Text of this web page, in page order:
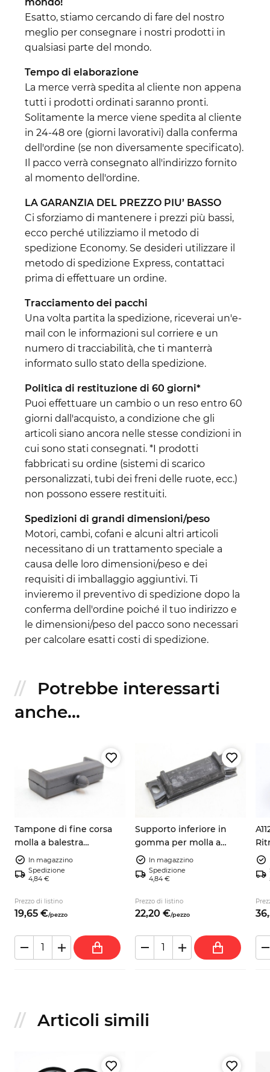
Esatto, stiamo cercando di fare del nostro
meglio per consegnare i nostri prodotti in
qualsiasi parte del mondo.
Tempo di elaborazione
La merce verrà spedita al cliente non appena
tutti i prodotti ordinati saranno pronti.
Solitamente la merce viene spedita al cliente
in 24-48 ore (giorni lavorativi) dalla conferma
dell'ordine (se non diversamente specificato).
Il pacco verrà consegnato all'indirizzo fornito
al momento dell'ordine.
LA GARANZIA DEL PREZZO PIU’ BASSO
Ci sforziamo di mantenere i prezzi più bassi,
ecco perché utilizziamo il metodo di
spedizione Economy. Se desideri utilizzare il
metodo di spedizione Express, contattaci
prima di effettuare un ordine.
Tracciamento dei pacchi
Una volta partita la spedizione, riceverai un'e-
mail con le informazioni sul corriere e un
numero di tracciabilità, che ti manterrà
informato sullo stato della spedizione.
Politica di restituzione di 60 giorni*
Puoi effettuare un cambio o un reso entro 60
giorni dall'acquisto, a condizione che gli
articoli siano ancora nelle stesse condizioni in
cui sono stati consegnati. *I prodotti
fabbricati su ordine (sistemi di scarico
personalizzati, tubi dei freni delle ruote, ecc.)
non possono essere restituiti.
Spedizioni di grandi dimensioni/peso
Motori, cambi, cofani e alcuni altri articoli
necessitano di un trattamento speciale a
causa delle loro dimensioni/peso e dei
requisiti di imballaggio aggiuntivi. Ti
invieremo il preventivo di spedizione dopo la
conferma dell'ordine poiché il tuo indirizzo e
le dimensioni/peso del pacco sono necessari
per calcolare esatti costi di spedizione.
Potrebbe interessarti
anche...
Tampone di fine corsa
molla a balestra
posteriore Ritmo per Fiat
127 128, codice 4208253
In magazzino
Spedizione
4,84 €
Prezzo di listino
19,65 €/pezzo
Supporto inferiore in
gomma per molla a
balestra posteriore Fiat
127 128 7641956
In magazzino
Spedizione
4,84 €
Prezzo di listino
22,20 €/pezzo 36,
Articoli simili